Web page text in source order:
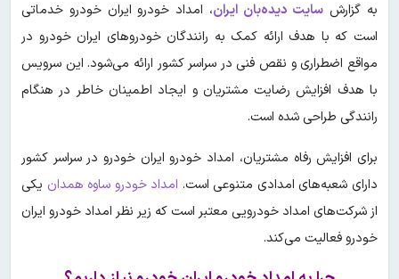
به گزارش سایت دیده‌بان ایران، امداد خودرو ایران خودرو خدماتی
است که با هدف ارائه کمک به رانندگان خودروهای ایران خودرو در
مواقع اضطراری و نقص فنی در سراسر کشور ارائه می‌شود. این سرویس
با هدف افزایش رضایت مشتریان و ایجاد اطمینان خاطر در هنگام
رانندگی طراحی شده است.
برای افزایش رفاه مشتریان، امداد خودرو ایران خودرو در سراسر کشور
دارای شعبه‌های امدادی متنوعی است. امداد خودرو ساوه همدان یکی
از شرکت‌های امداد خودرویی معتبر است که زیر نظر امداد خودرو ایران
خودرو فعالیت می‌کند.